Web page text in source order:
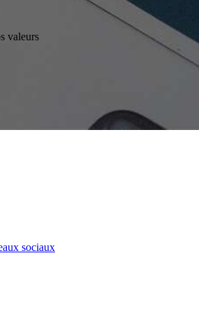
valeurs
sociaux